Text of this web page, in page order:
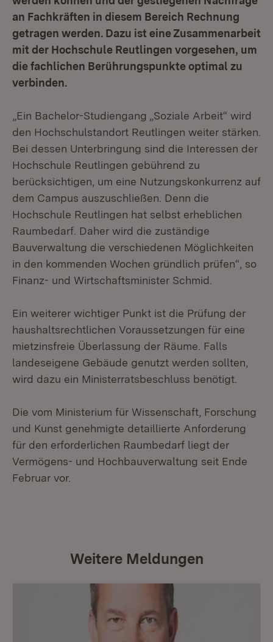
an Fachkräften in diesem Bereich Rechnung
getragen werden. Dazu ist eine Zusammenarbeit
mit der Hochschule Reutlingen vorgesehen, um
die fachlichen Berührungspunkte optimal zu
verbinden.
„Ein Bachelor-Studiengang „Soziale Arbeit“ wird
den Hochschulstandort Reutlingen weiter stärken.
Bei dessen Unterbringung sind die Interessen der
Hochschule Reutlingen gebührend zu
berücksichtigen, um eine Nutzungskonkurrenz auf
dem Campus auszuschließen. Denn die
Hochschule Reutlingen hat selbst erheblichen
Raumbedarf. Daher wird die zuständige
Bauverwaltung die verschiedenen Möglichkeiten
in den kommenden Wochen gründlich prüfen“, so
Finanz- und Wirtschaftsminister Schmid.
Ein weiterer wichtiger Punkt ist die Prüfung der
haushaltsrechtlichen Voraussetzungen für eine
mietzinsfreie Überlassung der Räume. Falls
landeseigene Gebäude genutzt werden sollten,
wird dazu ein Ministerratsbeschluss benötigt.
Die vom Ministerium für Wissenschaft, Forschung
und Kunst genehmigte detaillierte Anforderung
für den erforderlichen Raumbedarf liegt der
Vermögens- und Hochbauverwaltung seit Ende
Februar vor.
Weitere Meldungen